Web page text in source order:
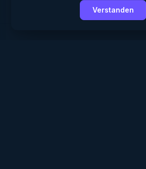
Verstanden